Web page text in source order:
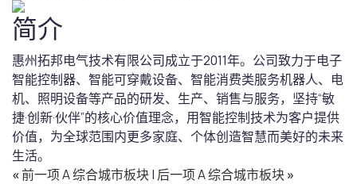
简介
惠州拓邦电气技术有限公司成立于2011年。公司致力于电子
智能控制器、智能可穿戴设备、智能消费类服务机器人、电
机、照明设备等产品的研发、生产、销售与服务，坚持“敏
捷·创新·伙伴”的核心价值理念，用智能控制技术为客户提供
价值，为全球范围内更多家庭、个体创造智慧而美好的未来
生活。
«前一项 A 综合城市板块| 后一项 A 综合城市板块»